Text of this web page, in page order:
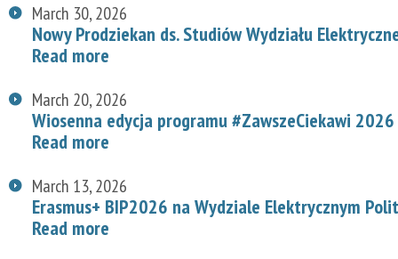
March 30, 2026
Nowy Prodziekan ds. Studiów Wydziału
Read more
March 20, 2026
Wiosenna edycja programu #ZawszeCiekawi
Read more
March 13, 2026
Erasmus+ BIP2026 na Wydziale Elektrycznym
Read more